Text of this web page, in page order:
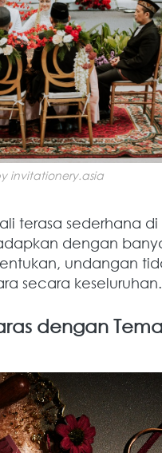
invitationery.asia
terasa sederhana
dengan
undangan
secara keseluruhan.
dengan